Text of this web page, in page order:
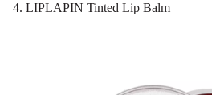
4. LIPLAPIN Tinted Lip Balm